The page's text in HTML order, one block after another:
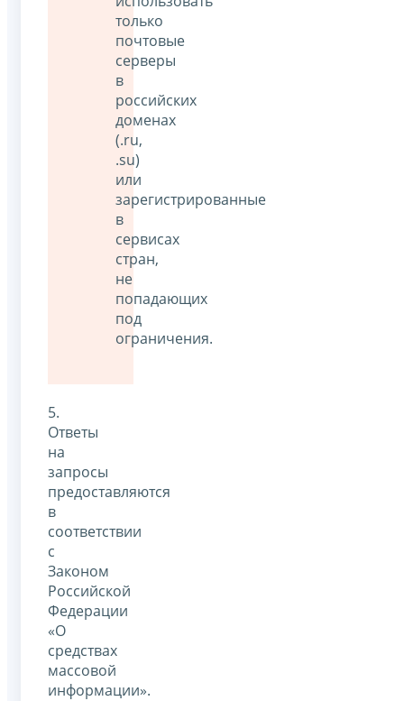
только
почтовые
серверы
в
российских
доменах
(.ru,
.su)
или
зарегистрированные
в
сервисах
стран,
не
попадающих
под
ограничения.
5.
Ответы
на
запросы
предоставляются
в
соответствии
с
Законом
Российской
Федерации
«О
средствах
массовой
информации».